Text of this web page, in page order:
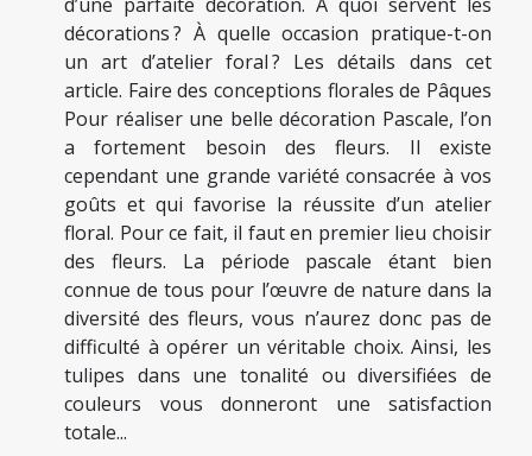
décorations ? À quelle occasion pratique-t-on
un art d’atelier foral ? Les détails dans cet
article. Faire des conceptions florales de Pâques
Pour réaliser une belle décoration Pascale, l’on
a fortement besoin des fleurs. Il existe
cependant une grande variété consacrée à vos
goûts et qui favorise la réussite d’un atelier
floral. Pour ce fait, il faut en premier lieu choisir
des fleurs. La période pascale étant bien
connue de tous pour l’œuvre de nature dans la
diversité des fleurs, vous n’aurez donc pas de
difficulté à opérer un véritable choix. Ainsi, les
tulipes dans une tonalité ou diversifiées de
couleurs vous donneront une satisfaction
totale...